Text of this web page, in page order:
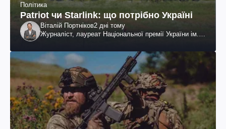
Політика
Patriot чи Starlink: що потрібно Україні
Віталій Портніков2 дні тому
Журналіст, лауреат Національної премії України ім.